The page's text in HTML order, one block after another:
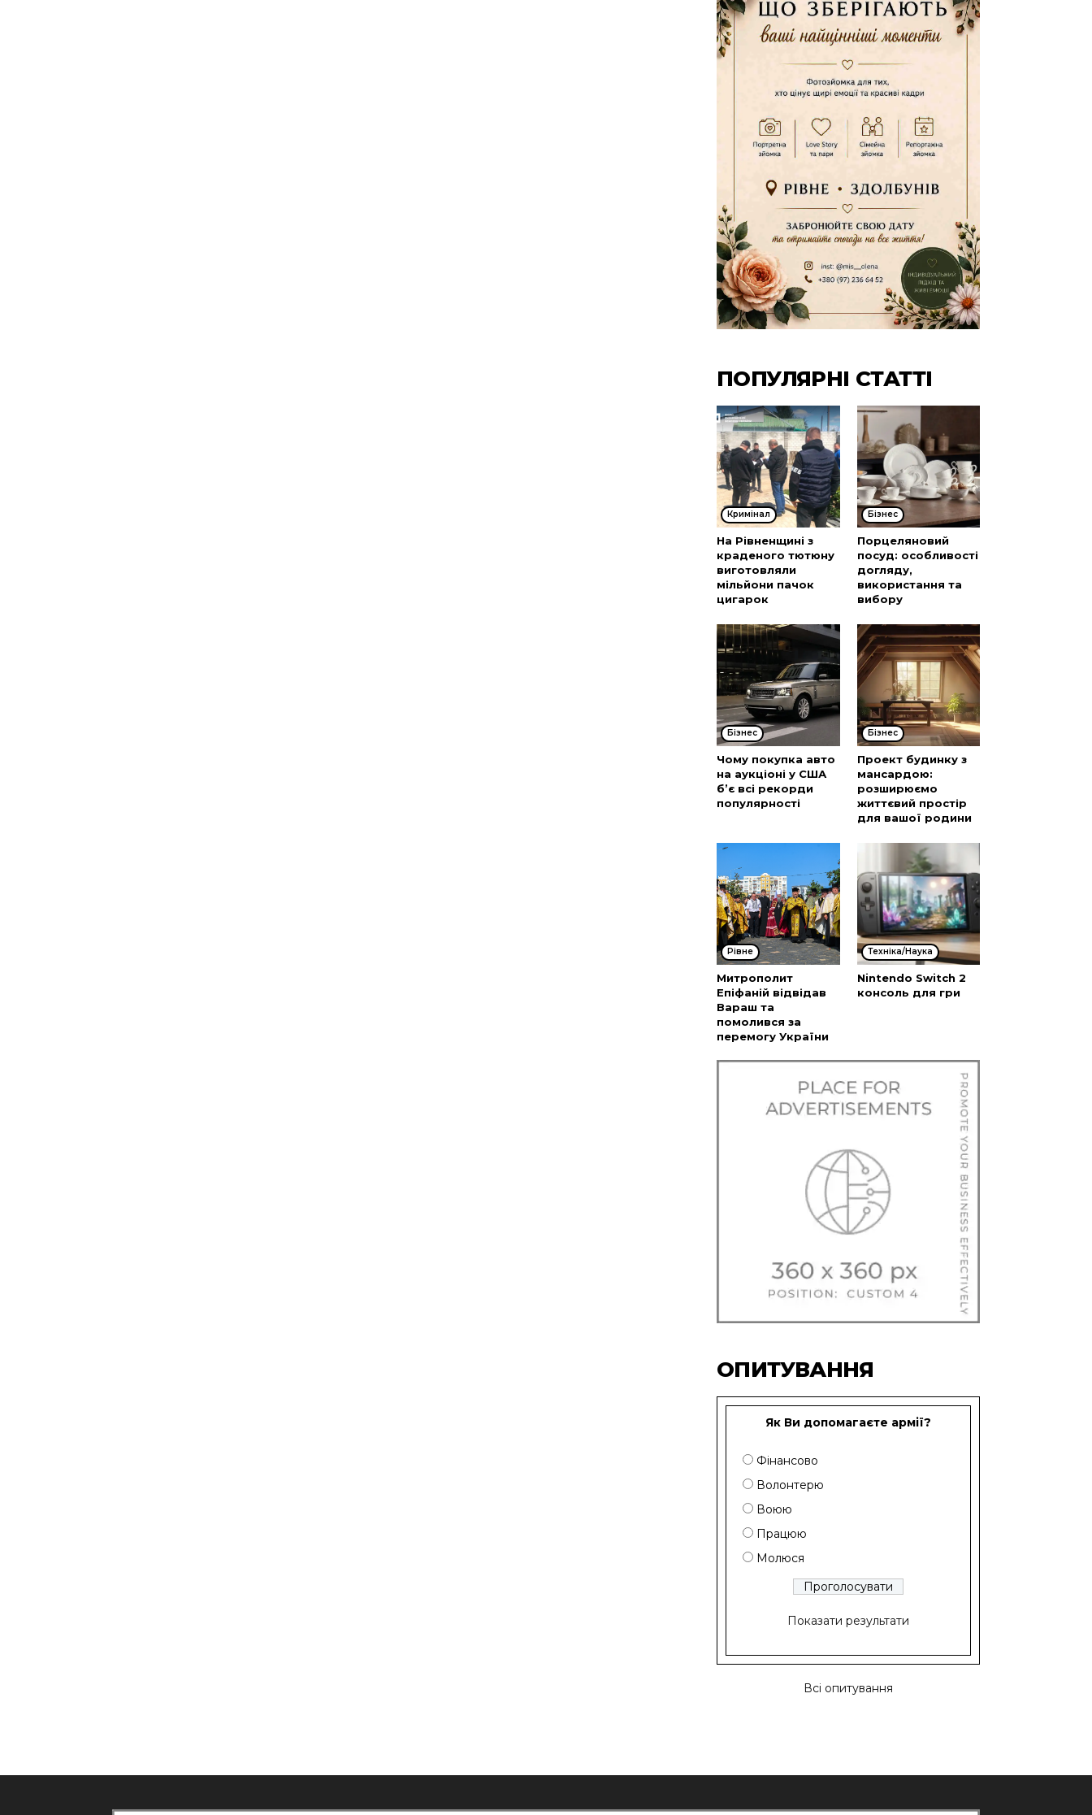
ПОПУЛЯРНІ СТАТТІ
Кримінал
На Рівненщині з
краденого тютюну
виготовляли
мільйони пачок
цигарок
Бізнес
Порцеляновий
посуд: особливості
догляду,
використання та
вибору
Бізнес
Чому покупка авто
на аукціоні у США
б’є всі рекорди
популярності
Бізнес
Проект будинку з
мансардою:
розширюємо
життєвий простір
для вашої родини
Рівне
Митрополит
Епіфаній відвідав
Вараш та
помолився за
перемогу України
Техніка/Наука
Nintendo Switch 2
консоль для гри
ОПИТУВАННЯ
Як Ви допомагаєте армії?
Фінансово
Волонтерю
Воюю
Працюю
Молюся
Показати результати
Всі опитування